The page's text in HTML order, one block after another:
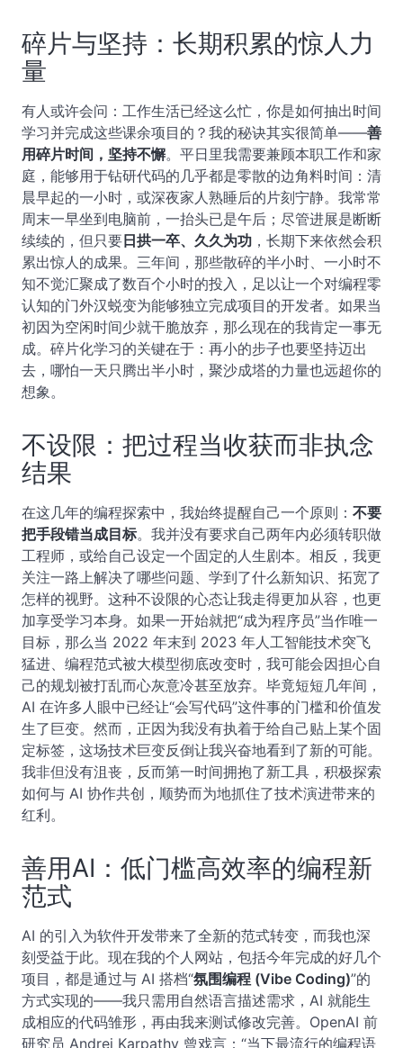
碎片与坚持：长期积累的惊人力
量
有人或许会问：工作生活已经这么忙，你是如何抽出时间
学习并完成这些课余项目的？我的秘诀其实很简单——善
用碎片时间，坚持不懈。平日里我需要兼顾本职工作和家
庭，能够用于钻研代码的几乎都是零散的边角料时间：清
晨早起的一小时，或深夜家人熟睡后的片刻宁静。我常常
周末一早坐到电脑前，一抬头已是午后；尽管进展是断断
续续的，但只要日拱一卒、久久为功 ，长期下来依然会积
累出惊人的成果。三年间，那些散碎的半小时、一小时不
知不觉汇聚成了数百个小时的投入，足以让一个对编程零
认知的门外汉蜕变为能够独立完成项目的开发者。如果当
初因为空闲时间少就干脆放弃，那么现在的我肯定一事无
成。碎片化学习的关键在于：再小的步子也要坚持迈出
去，哪怕一天只腾出半小时，聚沙成塔的力量也远超你的
想象。
不设限：把过程当收获而非执念
结果
在这几年的编程探索中，我始终提醒自己一个原则： 不要
把手段错当成目标。我并没有要求自己两年内必须转职做
工程师，或给自己设定一个固定的人生剧本。相反，我更
关注一路上解决了哪些问题、学到了什么新知识、拓宽了
怎样的视野。这种不设限的心态让我走得更加从容，也更
加享受学习本身。如果一开始就把“成为程序员”当作唯一
目标，那么当 2022 年末到 2023 年人工智能技术突飞
猛进、编程范式被大模型彻底改变时，我可能会因担心自
己的规划被打乱而心灰意冷甚至放弃。毕竟短短几年间，
AI 在许多人眼中已经让“会写代码”这件事的门槛和价值发
生了巨变。然而，正因为我没有执着于给自己贴上某个固
定标签，这场技术巨变反倒让我兴奋地看到了新的可能。
我非但没有沮丧，反而第一时间拥抱了新工具，积极探索
如何与 AI 协作共创，顺势而为地抓住了技术演进带来的
红利。
善用AI：低门槛高效率的编程新
范式
AI 的引入为软件开发带来了全新的范式转变，而我也深
刻受益于此。现在我的个人网站，包括今年完成的好几个
项目，都是通过与 AI 搭档“氛围编程 (Vibe Coding)”的
方式实现的——我只需用自然语言描述需求，AI 就能生
成相应的代码雏形，再由我来测试修改完善。OpenAI 前
研究员 Andrej Karpathy 曾戏言：“当下最流行的编程语